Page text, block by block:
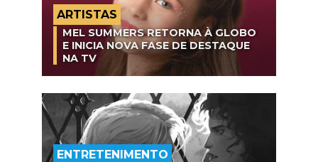
ARTISTAS
MEL SUMMERS RETORNA À GLOBO
E INICIA NOVA FASE DE DESTAQUE
NA TV
ENTRETENIMENTO